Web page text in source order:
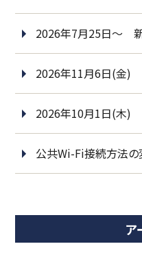
2026年7月25日～
2026年11月6日(金)
2026年10月1日(木)
公共Wi-Fi接続方法の
ア